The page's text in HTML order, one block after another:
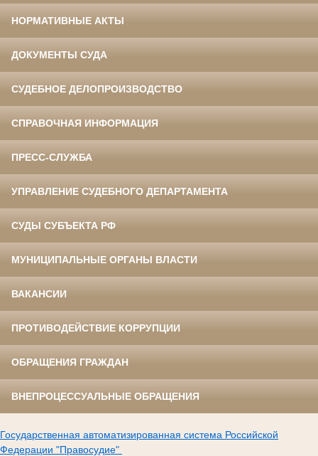
НОРМАТИВНЫЕ АКТЫ
ДОКУМЕНТЫ СУДА
СУДЕБНОЕ ДЕЛОПРОИЗВОДСТВО
СПРАВОЧНАЯ ИНФОРМАЦИЯ
ПРЕСС-СЛУЖБА
УПРАВЛЕНИЕ СУДЕБНОГО ДЕПАРТАМЕНТА
СУДЫ СУБЪЕКТА РФ
МУНИЦИПАЛЬНЫЕ ОРГАНЫ ВЛАСТИ
ВАКАНСИИ
ПРОТИВОДЕЙСТВИЕ КОРРУПЦИИ
ОБРАЩЕНИЯ ГРАЖДАН
ВНЕПРОЦЕССУАЛЬНЫЕ ОБРАЩЕНИЯ
Государственная автоматизированная система Российской
Федерации "Правосудие"